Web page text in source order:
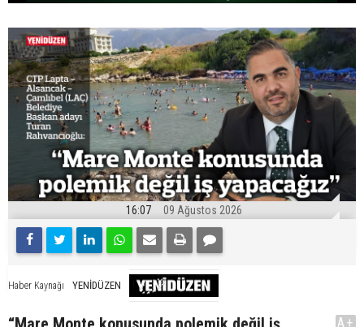
16:07 09 Ağustos 2026
Haber Kaynağı YENİDÜZEN
A+